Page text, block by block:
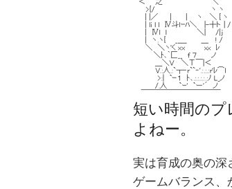
短い時間の
よねー。
実は育成の奥の深
ゲームバランス